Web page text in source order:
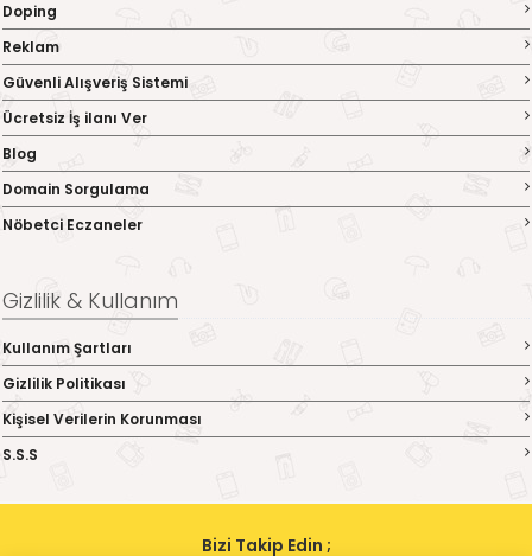
Doping
Reklam
Güvenli Alışveriş Sistemi
Ücretsiz İş ilanı Ver
Blog
Domain Sorgulama
Nöbetci Eczaneler
Gizlilik & Kullanım
Kullanım Şartları
Gizlilik Politikası
Kişisel Verilerin Korunması
S.S.S
Bizi Takip Edin ;